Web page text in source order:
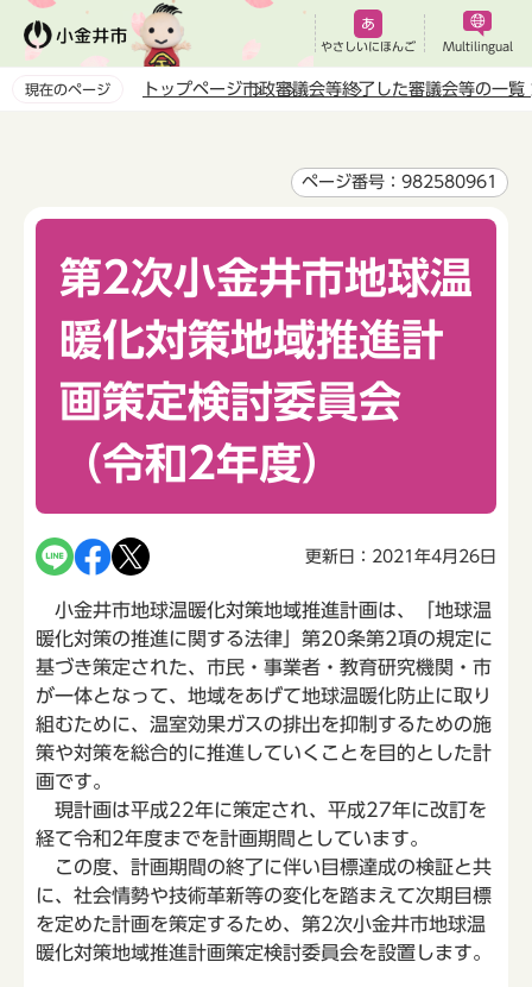
ペ
やさしいにほんご Multilingual
現在のページ トップページ市政審議会等終了した審議会等の一覧
ページ番号：982580961
第2次小金井市地球温
暖化対策地域推進計
画策定検討委員会
（令和2年度）
更新日：2021年4月26日
小金井市地球温暖化対策地域推進計画は、「地球温
暖化対策の推進に関する法律」第20条第2項の規定に
基づき策定された、市民・事業者・教育研究機関・市
が一体となって、地域をあげて地球温暖化防止に取り
組むために、温室効果ガスの排出を抑制するための施
策や対策を総合的に推進していくことを目的とした計
画です。
現計画は平成22年に策定され、平成27年に改訂を
経て令和2年度までを計画期間としています。
この度、計画期間の終了に伴い目標達成の検証と共
に、社会情勢や技術革新等の変化を踏まえて次期目標
を定めた計画を策定するため、第2次小金井市地球温
暖化対策地域推進計画策定検討委員会を設置します。